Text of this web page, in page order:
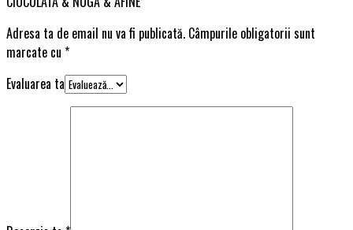
Adresa ta de email nu va fi publicată. Câmpurile obligatorii sunt
marcate cu *
Evaluarea ta